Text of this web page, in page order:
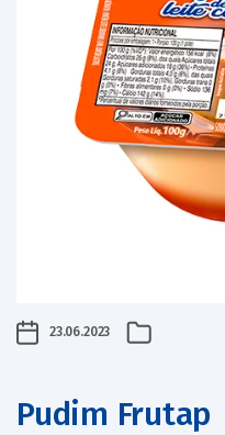
23.06.2023
Pudim Frutap